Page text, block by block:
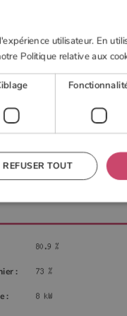
GRANULÉS
:
:
utilisateur. En
Politique relative aux
REFUSER TOUT
base du site Web telles que la
5 mois 4
Ce cookie est utilisé pour